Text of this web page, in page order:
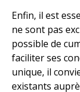
Enfin, il est
ne sont pas
possible de
faciliter ses
unique, il
existants